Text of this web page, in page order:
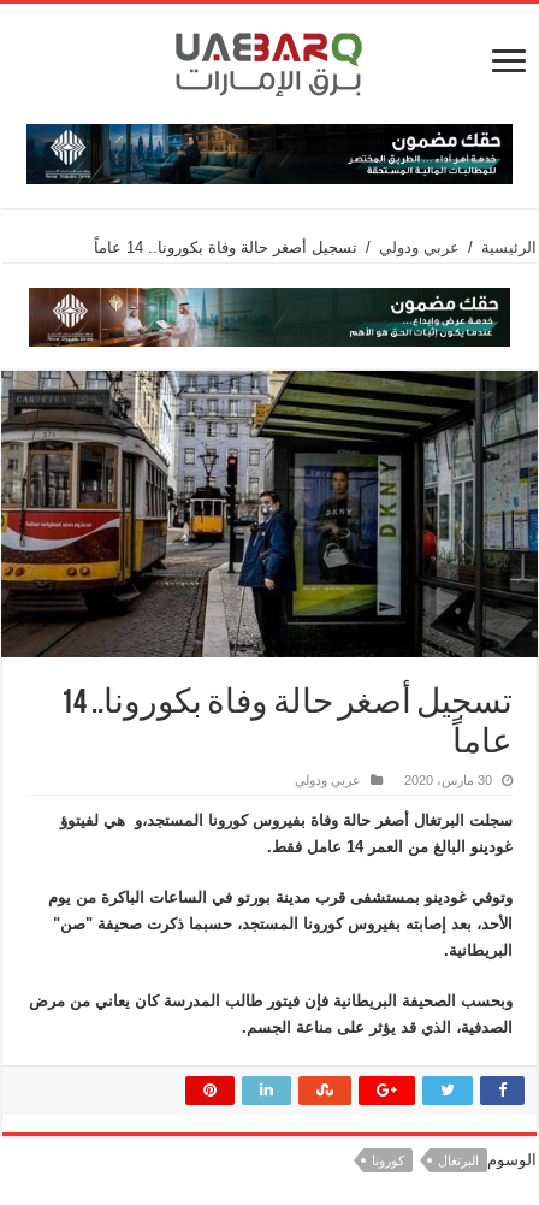
الرئيسية / عربي ودولي / تسجيل أصغر حالة وفاة بكورونا.. 14 عاماً
تسجيل أصغر حالة وفاة بكورونا.. 14
عاماً
30 مارس، 2020 عربي ودولي
سجلت البرتغال أصغر حالة وفاة بفيروس كورونا المستجد،و هي لفيتوؤ
غودينو البالغ من العمر 14 عامل فقط.
وتوفي غودينو بمستشفى قرب مدينة بورتو في الساعات الباكرة من يوم
الأحد، بعد إصابته بفيروس كورونا المستجد، حسبما ذكرت صحيفة "صن"
البريطانية.
وبحسب الصحيفة البريطانية فإن فيتور طالب المدرسة كان يعاني من مرض
الصدفية، الذي قد يؤثر على مناعة الجسم.
الوسوم البرتغال كورونا